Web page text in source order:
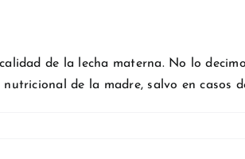
de la lecha materna. No lo
de la madre, salvo en casos